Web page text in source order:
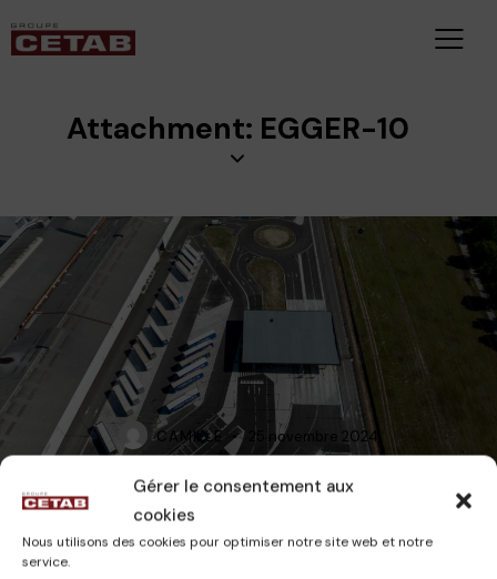
Gérer le consentement aux
cookies
Nous utilisons des cookies pour optimiser notre site web et notre
service.
Attachment: EGGER-10
CAMILLE 25 novembre 2024